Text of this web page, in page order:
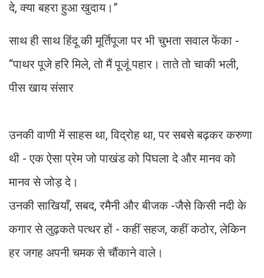
दे, क्या बहरा हुआ खुदाय।”
साथ ही साथ हिंदू की मूर्तिपूजा पर भी चुभता सवाल फेंका -
“पाथर पूजे हरि मिले, तो मैं पूजूं पहार। ताते तो चाकी भली,
पीस खाय संसार
उनकी वाणी में साहस था, विद्रोह था, पर सबसे बढ़कर करुणा
थी - एक ऐसा प्रेम जो पाखंड को पिघला दे और मानव को
मानव से जोड़ दे।
उनकी साखियाँ, सबद, रमैनी और बीजक -जैसे किसी नदी के
कगार से लुढ़कते पत्थर हों - कहीं सहज, कहीं कठोर, लेकिन
हर जगह अपनी चमक से चौंकाने वाले।